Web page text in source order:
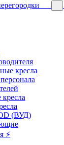
кресла
(ВУД)
⚡